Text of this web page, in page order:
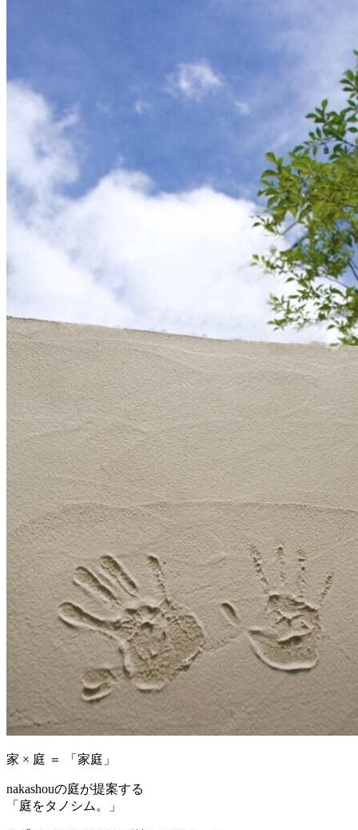
家 × 庭 ＝ 「家庭」
nakashouの庭が提案する
「庭をタノシム。」